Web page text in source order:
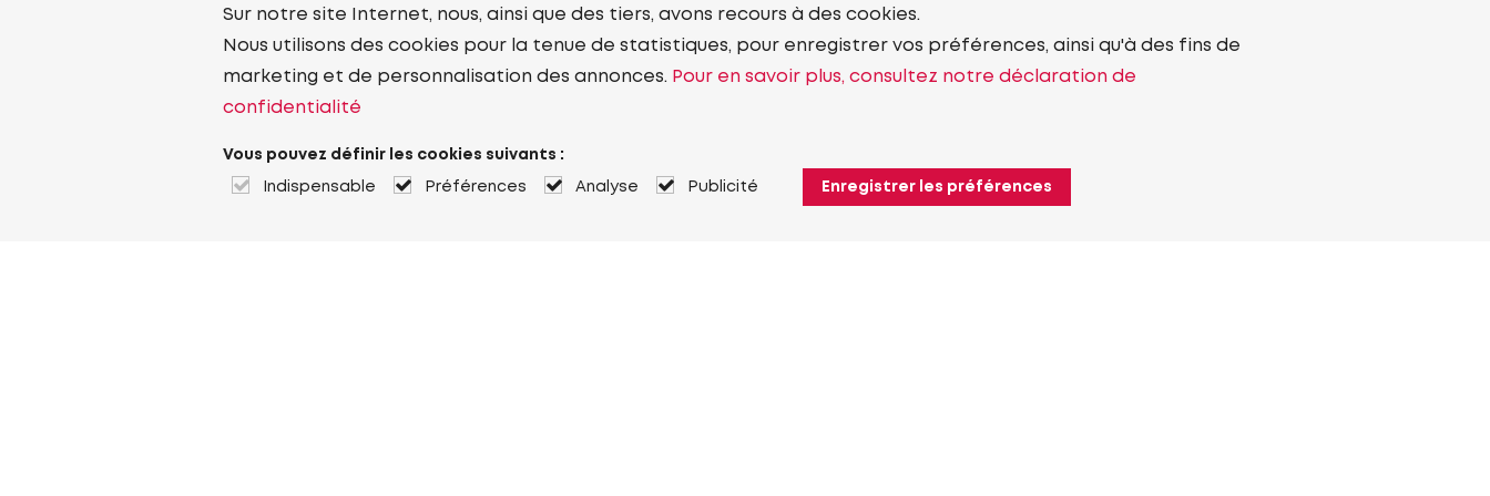
Sur notre site Internet, nous, ainsi que des tiers, avons recours à des cookies.
Nous utilisons des cookies pour la tenue de statistiques, pour enregistrer vos préférences, ainsi qu'à des fins de
marketing et de personnalisation des annonces. Pour en savoir plus, consultez notre déclaration de
confidentialité
Vous pouvez définir les cookies suivants :
Indispensable Préférences Analyse Publicité Enregistrer les préférences